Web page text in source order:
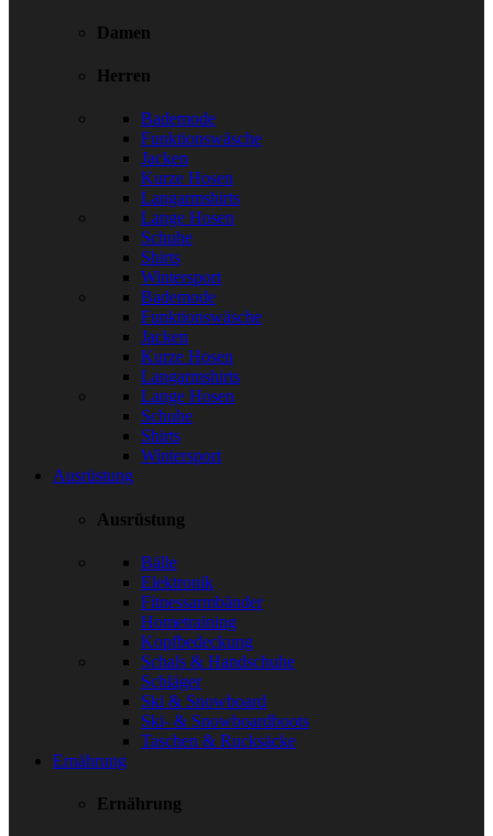
Damen
Herren
Bademode
Funktionswäsche
Jacken
Kurze Hosen
Langarmshirts
Lange Hosen
Schuhe
Shirts
Wintersport
Bademode
Funktionswäsche
Jacken
Kurze Hosen
Langarmshirts
Lange Hosen
Schuhe
Shirts
Wintersport
Ausrüstung
Ausrüstung
Bälle
Elektronik
Fitnessarmbänder
Hometraining
Kopfbedeckung
Schals & Handschuhe
Schläger
Ski & Snowboard
Ski- & Snowboardboots
Taschen & Rucksäcke
Ernährung
Ernährung